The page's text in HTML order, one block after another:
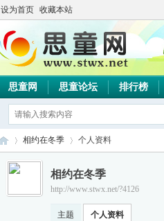
设为首页 收藏本站
思童网 思童论坛 排行榜
›
相约在冬季 个人资料
相约在冬季
http://www.stwx.net/?4126
主题 个人资料